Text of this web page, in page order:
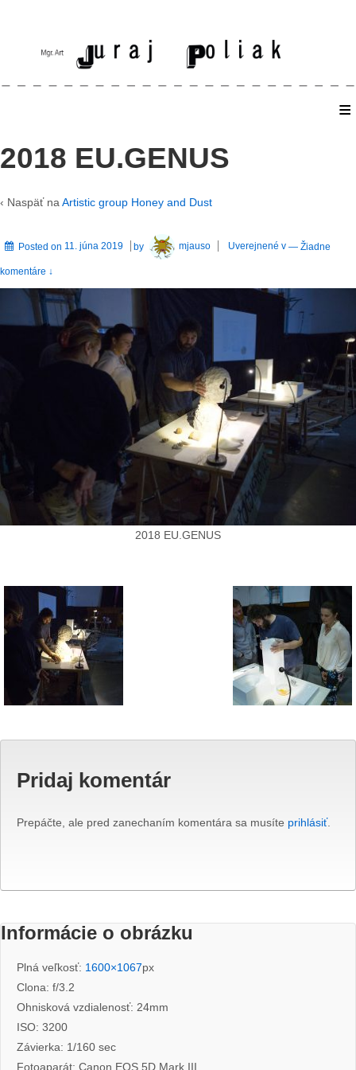
≡
2018 EU.GENUS
‹ Naspäť naArtistic group Honey and Dust
Posted on 11. júna 2019 by mjauso Uverejnené v — Žiadne
komentáre ↓
2018 EU.GENUS
Pridaj komentár
Prepáčte, ale pred zanechaním komentára sa musíte prihlásiť.
Informácie o obrázku
Plná veľkosť: 1600×1067px
Clona: f/3.2
Ohnisková vzdialenosť: 24mm
ISO: 3200
Závierka: 1/160 sec
Fotoaparát: Canon EOS 5D Mark III